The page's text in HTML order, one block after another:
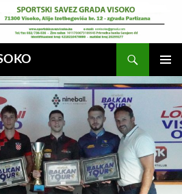
GLAVNI
MENI